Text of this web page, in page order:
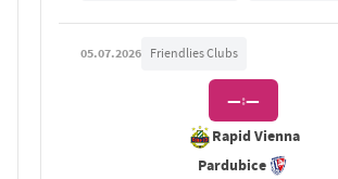
05.07.2026 Friendlies Clubs
Rapid Vienna
—:—
Pardubice